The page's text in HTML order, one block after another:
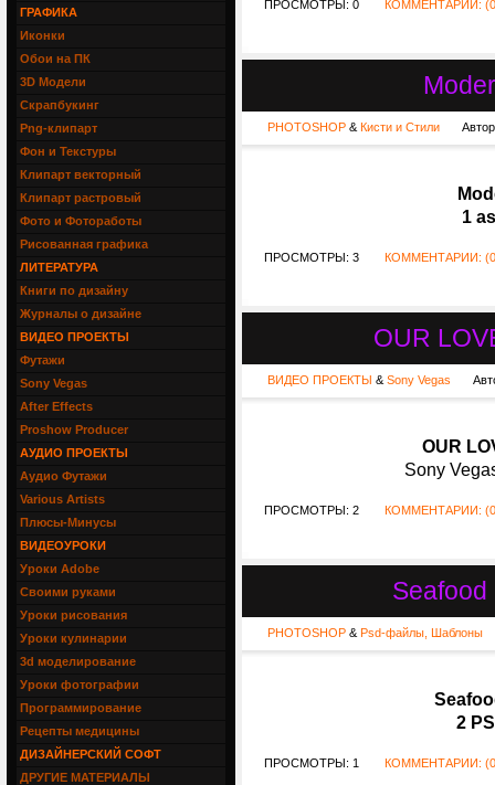
ПРОСМОТРЫ: 0 КОММЕНТАРИИ:
PHOTOSHOP & Кисти и Стили
1
ПРОСМОТРЫ: 3 КОММЕНТАРИИ:
OUR
ВИДЕО ПРОЕКТЫ & Sony Vegas
OUR
Sony
ПРОСМОТРЫ: 2 КОММЕНТАРИИ:
PHOTOSHOP & Psd-файлы, Шаблоны
2
ПРОСМОТРЫ: 1 КОММЕНТАРИИ:
ГРАФИКА
Иконки
Обои на ПК
3D Модели
Скрапбукинг
Png-клипарт
Фон и Текстуры
Клипарт векторный
Клипарт растровый
Фото и Фотоработы
Рисованная графика
ЛИТЕРАТУРА
Книги по дизайну
Журналы о дизайне
ВИДЕО ПРОЕКТЫ
Футажи
Sony Vegas
After Effects
Proshow Producer
АУДИО ПРОЕКТЫ
Аудио Футажи
Various Artists
Плюсы-Минусы
ВИДЕОУРОКИ
Уроки Adobe
Своими руками
Уроки рисования
Уроки кулинарии
3d моделирование
Уроки фотографии
Программирование
Рецепты медицины
ДИЗАЙНЕРСКИЙ СОФТ
ДРУГИЕ МАТЕРИАЛЫ